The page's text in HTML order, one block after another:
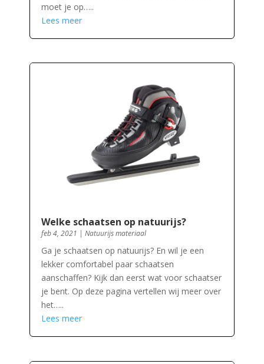
moet je op…..
Lees meer
Welke schaatsen op natuurijs?
feb 4, 2021 | Natuurijs materiaal
Ga je schaatsen op natuurijs? En wil je een
lekker comfortabel paar schaatsen
aanschaffen? Kijk dan eerst wat voor schaatser
je bent. Op deze pagina vertellen wij meer over
het…..
Lees meer